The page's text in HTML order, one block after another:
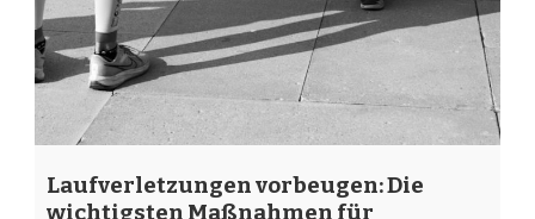
Laufverletzungen vorbeugen: Die
wichtigsten Maßnahmen für
Langstreckenläufer